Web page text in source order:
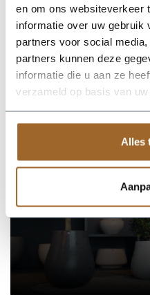
en om ons websiteverkeer
informatie over uw gebruik
partners voor social
partners kunnen deze
informatie die u aan ze
verzameld op basis van
Alles
nodig.
Kies je voor een grote
gebruik van potgrond en
een goede afwatering! Onze
voorzien van
hulp?